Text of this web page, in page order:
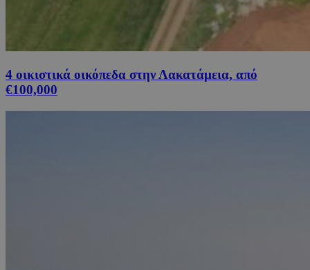
4 οικιστικά οικόπεδα στην Λακατάμεια, από
€100,000